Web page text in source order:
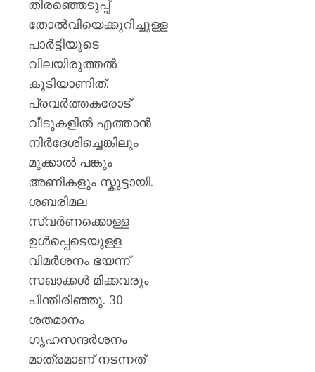
തിരഞ്ഞെടുപ്പ്
തോല്‍വിയെക്കുറിച്ചുള്ള
പാര്‍ട്ടിയുടെ
വിലയിരുത്തല്‍
കൂടിയാണിത്.
പ്രവര്‍ത്തകരോട്
വീടുകളില്‍ എത്താന്‍
നിര്‍ദേശിച്ചെങ്കിലും
മുക്കാല്‍ പങ്കും
അണികളും സ്കൂട്ടായി.
ശബരിമല
സ്വര്‍ണക്കൊള്ള
ഉള്‍പ്പെടെയുള്ള
വിമര്‍ശനം ഭയന്ന്
സഖാക്കള്‍ മിക്കവരും
പിന്തിരിഞ്ഞു. 30
ശതമാനം
ഗൃഹസന്ദര്‍ശനം
മാത്രമാണ് നടന്നത്